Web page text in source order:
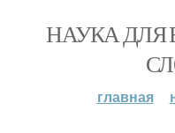
НАУКА ДЛЯ
главная